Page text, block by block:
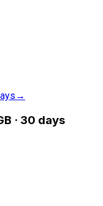
→
· 30 days